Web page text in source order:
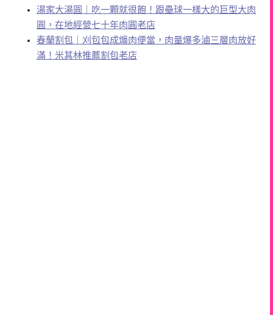
湯家大湯圓｜吃一顆就很飽！跟壘球一樣大的巨型大肉
圓，在地經營七十年肉圓老店
春蘭割包｜刈包包成爌肉便當，肉量爆多滷三層肉放好
滿！米其林推薦割包老店